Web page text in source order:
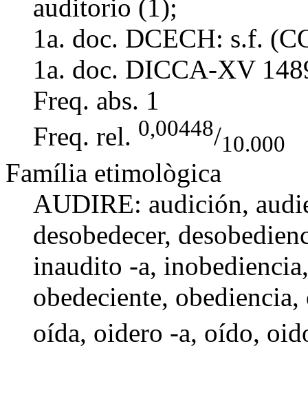
auditorio (1);
1a. doc. DCECH: s.f.
1a. doc. DICCA-XV
Freq. abs. 1
Freq. rel. 0,00448/10.000
Família etimològica
AUDIRE: audición,
desobedecer,
inaudito -a, inobediencia
obedeciente, obediencia,
oída, oidero -a, oído,